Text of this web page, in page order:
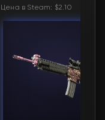
$3.63🛒
$5.28🛒
Цена в Steam: $2.10